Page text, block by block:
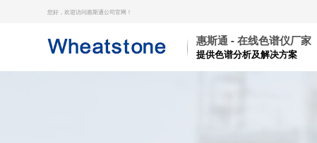
您好，欢迎访问惠斯通公司官网！
惠斯通 - 在线色谱仪厂家
提供色谱分析及解决方案